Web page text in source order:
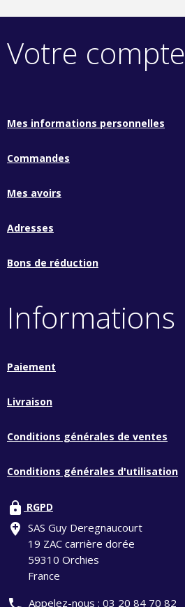
Votre compte
Mes informations personnelles
Commandes
Mes avoirs
Adresses
Bons de réduction
Informations
Paiement
Livraison
Conditions générales de ventes
Conditions générales d'utilisation
lock RGPD
add_location SAS Guy Deregnaucourt
19 ZAC carrière dorée
59310 Orchies
France
Appelez-nous : 03 20 84 70 82